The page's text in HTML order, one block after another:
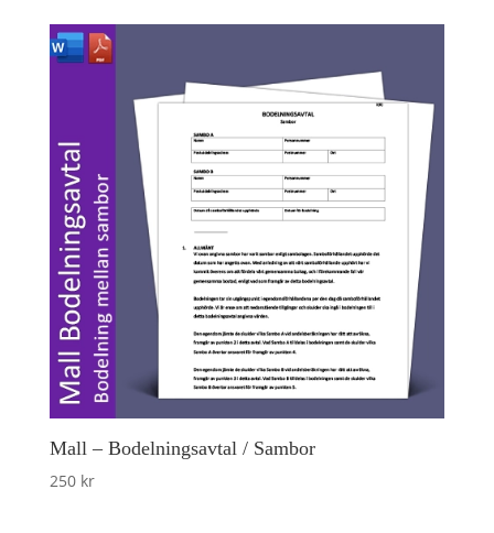
Mall – Bodelningsavtal / Sambor
250 kr